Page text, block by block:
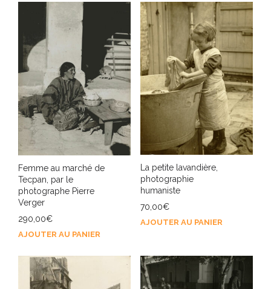
Femme au marché de
Tecpan, par le
photographe Pierre
Verger
290,00€
AJOUTER AU PANIER
La petite lavandière,
photographie
humaniste
70,00€
AJOUTER AU PANIER